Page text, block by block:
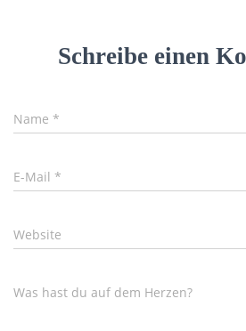
Schreibe einen
Name *
E-Mail *
Website
Was hast du auf dem Herzen?